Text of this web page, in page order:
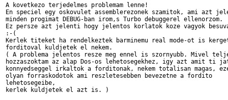
A kovetkezo terjedelmes problemam lenne!
En speciel egy oskovulet assemblerezonek szamitok, ami azt
minden progimat DEBUG-ban irom,s Turbo debuggerel ellenorzom.
Ez persze azt jelenti hogy jelentos korlatok koze vagyok
:-(
Kerlek titeket ha rendelkeztek barminemu real mode-ot is
forditoval kuldjetek el nekem.
( A problema jelentos resze meg ennel is szornyubb. Mivel
hozzaszoktam az alap Dos-os lehetosegekhez, igy azt amit ti
konnyedseggel irkaltok a forditonak, nekem totalisan magas,
olyan forraskodotok ami reszletesebben bevezetne a fordito
lehetosegeibe,
kerlek kuldjetek el azt is. )